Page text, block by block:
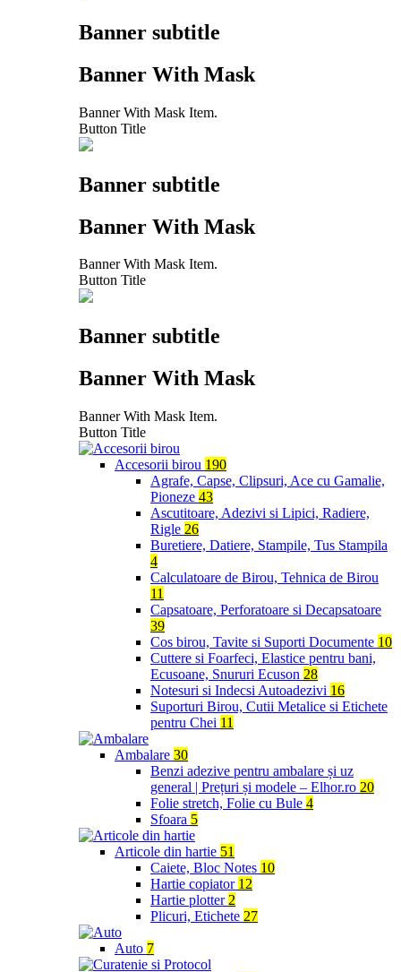
Banner subtitle
Banner With Mask
Banner With Mask Item.
Button Title
Banner subtitle
Banner With Mask
Banner With Mask Item.
Button Title
Banner subtitle
Banner With Mask
Banner With Mask Item.
Button Title
Accesorii birou 190
Agrafe, Capse, Clipsuri, Ace cu Gamalie,
Pioneze 43
Ascutitoare, Adezivi si Lipici, Radiere,
Rigle 26
Buretiere, Datiere, Stampile, Tus Stampila
4
Calculatoare de Birou, Tehnica de Birou
11
Capsatoare, Perforatoare si Decapsatoare
39
Cos birou, Tavite si Suporti Documente 10
Cuttere si Foarfeci, Elastice pentru bani,
Ecusoane, Snururi Ecuson 28
Notesuri si Indecsi Autoadezivi 16
Suporturi Birou, Cutii Metalice si Etichete
pentru Chei 11
Ambalare 30
Benzi adezive pentru ambalare și uz
general | Prețuri și modele – Elhor.ro 20
Folie stretch, Folie cu Bule 4
Sfoara 5
Articole din hartie 51
Caiete, Bloc Notes 10
Hartie copiator 12
Hartie plotter 2
Plicuri, Etichete 27
Auto 7